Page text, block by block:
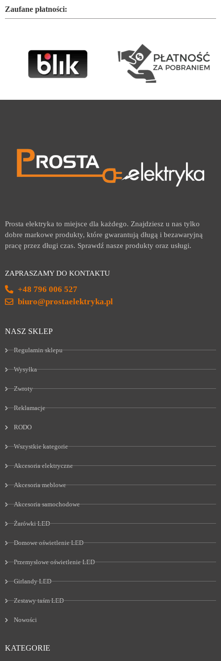
Zaufane płatności:
Prosta elektryka to miejsce dla każdego. Znajdziesz u nas tylko
dobre markowe produkty, które gwarantują długą i bezawaryjną
pracę przez długi czas. Sprawdź nasze produkty oraz usługi.
ZAPRASZAMY DO KONTAKTU
+48 796 006 527
biuro@prostaelektryka.pl
NASZ SKLEP
Regulamin sklepu
Wysyłka
Zwroty
Reklamacje
RODO
Wszystkie kategorie
Akcesoria elektryczne
Akcesoria meblowe
Akcesoria samochodowe
Żarówki LED
Domowe oświetlenie LED
Przemysłowe oświetlenie LED
Girlandy LED
Zestawy taśm LED
Nowości
KATEGORIE